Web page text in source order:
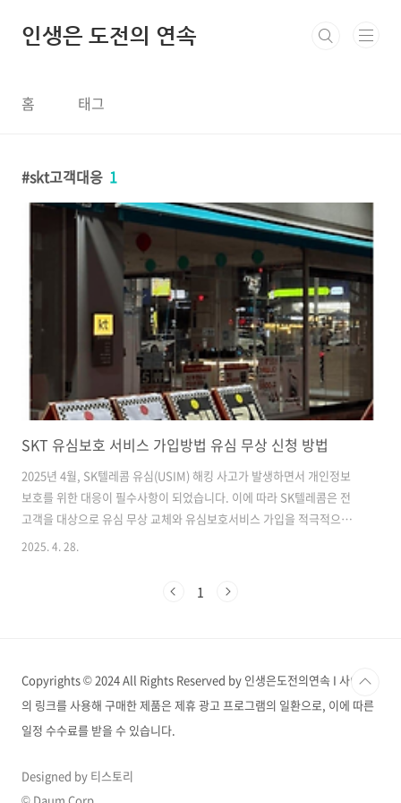
인생은 도전의 연속
홈 태그
skt고객대응 1
SKT 유심보호 서비스 가입방법 유심 무상 신청 방법
2025년 4월, SK텔레콤 유심(USIM) 해킹 사고가 발생하면서 개인정보
보호를 위한 대응이 필수사항이 되었습니다. 이에 따라 SK텔레콤은 전
고객을 대상으로 유심 무상 교체와 유심보호서비스 가입을 적극적으로
권장하고 있습니다. 이번 글에서는 SKT 유심 교체 방법과 유심보호서비
교체 대상: 2025년 4월 18일 자정 기준 SK텔레콤 이용 고객 (알뜰폰 포
2025. 4. 28.
1
Copyrights © 2024 All Rights Reserved by 인생은도전의연속 I 사이트
의 링크를 사용해 구매한 제품은 제휴 광고 프로그램의 일환으로, 이에 따른
일정 수수료를 받을 수 있습니다.
Designed by 티스토리